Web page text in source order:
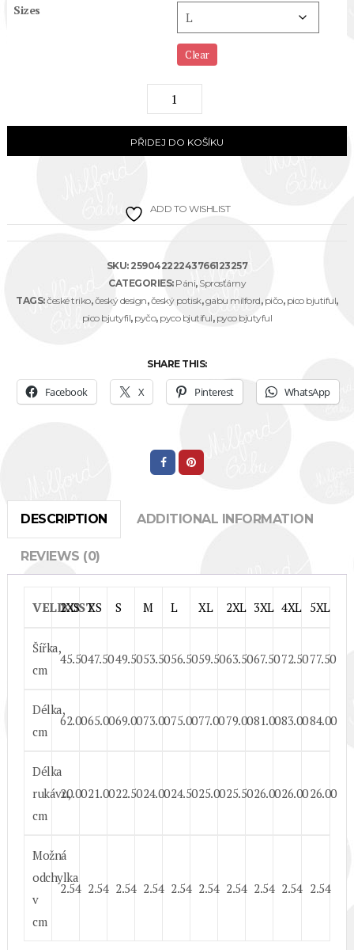
Sizes
Clear
"Pyčo
bjůtyful"
unisex
quantity
PŘIDEJ DO KOŠÍKU
ADD TO WISHLIST
SKU: 25904222243766123257
CATEGORIES: Páni, Sprosťárny
TAGS:české triko,český design,český potisk,gabu milford, pičo, pico bjutiful,
pico bjutyfil, pyčo, pyco bjutiful, pyco bjutyful
SHARE THIS:
Facebook X Pinterest WhatsApp
DESCRIPTION ADDITIONAL INFORMATION
REVIEWS (0)
VELIKOST
2XS XS S M L XL 2XL 3XL 4XL 5XL
Šířka,
cm
45.5047.5049.5053.5056.5059.5063.5067.5072.5077.50
Délka,
cm
62.0065.0069.0073.0075.0077.0079.0081.0083.0084.00
Délka
rukávu,
cm
20.0021.0022.5024.0024.5025.0025.5026.0026.0026.00
Možná
odchylka
v
cm
2.54 2.54 2.54 2.54 2.54 2.54 2.54 2.54 2.54 2.54